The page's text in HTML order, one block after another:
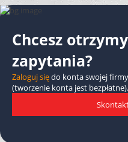
Chcesz
zapytania?
Zaloguj siędo konta swojej
(tworzenie konta jest